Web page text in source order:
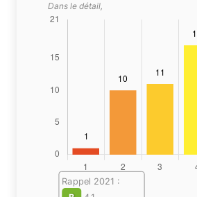
Dans le détail,
Rappel 2021 :